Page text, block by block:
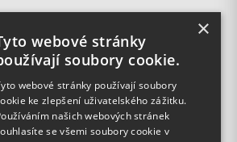
nabídku
Vám nazpět s cenovou nabídkou.
×
webové stránky
soubory cookie.
webové stránky používají soubory
ke zlepšení uživatelského zážitku.
našich webových stránek
se všemi soubory cookie v